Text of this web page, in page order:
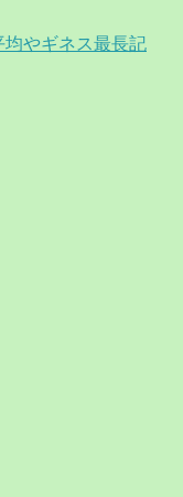
均やギネス最長記